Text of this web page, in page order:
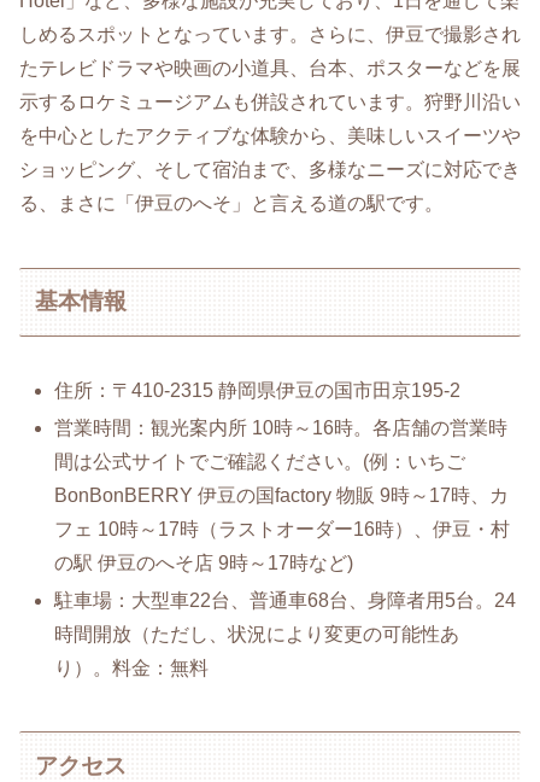
しめるスポットとなっています。さらに、伊豆で撮影され
たテレビドラマや映画の小道具、台本、ポスターなどを展
示するロケミュージアムも併設されています。狩野川沿い
を中心としたアクティブな体験から、美味しいスイーツや
ショッピング、そして宿泊まで、多様なニーズに対応でき
る、まさに「伊豆のへそ」と言える道の駅です。
基本情報
住所：〒410-2315 静岡県伊豆の国市田京195-2
営業時間：観光案内所 10時～16時。各店舗の営業時
間は公式サイトでご確認ください。(例：いちご
BonBonBERRY 伊豆の国factory 物販 9時～17時、カ
フェ 10時～17時（ラストオーダー16時）、伊豆・村
の駅 伊豆のへそ店 9時～17時など)
駐車場：大型車22台、普通車68台、身障者用5台。24
時間開放（ただし、状況により変更の可能性あ
り）。料金：無料
アクセス